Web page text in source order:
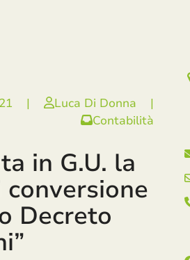
| Luca Di Donna
|
Contabilità
in G.U. la
conversione
Decreto